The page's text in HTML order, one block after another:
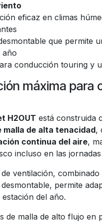
eficaz en climas
que permite
año
conducción touring y
máxima para
H2OUT está construida
malla de alta tenacidad,
continua del aire,
incluso en las
de ventilación,
permite
del año.
de malla de alto flujo en